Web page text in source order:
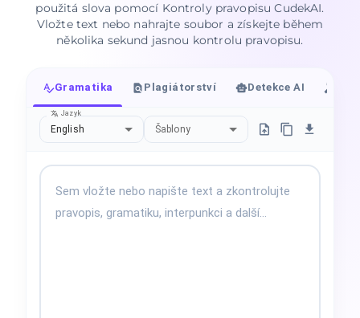
použitá slova pomocí Kontroly pravopisu CudekAI.
Vložte text nebo nahrajte soubor a získejte během
několika sekund jasnou kontrolu pravopisu.
Gramatika Plagiátorství Detekce AI
Jazyk
English Šablony